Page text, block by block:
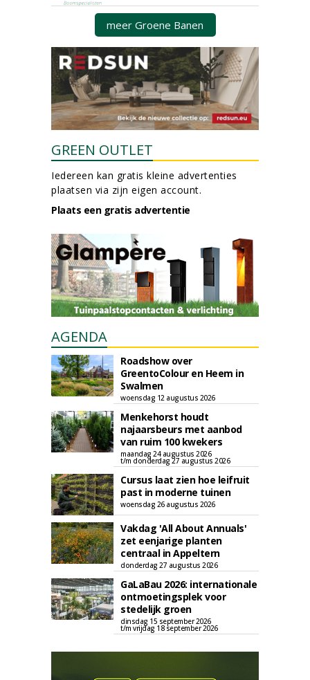
meer Groene Banen
GREEN OUTLET
Iedereen kan gratis kleine advertenties
plaatsen via zijn eigen account.
Plaats een gratis advertentie
AGENDA
Roadshow over
GreentoColour en Heem in
Swalmen
woensdag 12 augustus 2026
Menkehorst houdt
najaarsbeurs met aanbod
van ruim 100 kwekers
maandag 24 augustus 2026
t/m donderdag 27 augustus 2026
Cursus laat zien hoe leifruit
past in moderne tuinen
woensdag 26 augustus 2026
Vakdag 'All About Annuals'
zet eenjarige planten
centraal in Appeltern
donderdag 27 augustus 2026
GaLaBau 2026: internationale
ontmoetingsplek voor
stedelijk groen
dinsdag 15 september 2026
t/m vrijdag 18 september 2026